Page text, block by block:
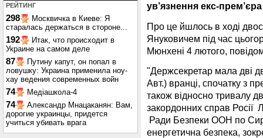
РЕЙТИНГ
298
Москвичка в Киеве: Я
старалась держаться в стороне...
192
Итак, что происходит в
Украине на самом деле
87
Путину капут, он попал в
ловушку: Украина применила ноу-
хау ведения современных войн
74 Медіашкола-4
74
Александр Мнацаканян: Вам,
дорогие украинцы, придется
учиться убивать врага
ув’язнення екс-
Про це йшлось в ході
Януковичем під час
Мюнхені 4 лютого,
"Держсекретар мала дві
Авт.) вранці, спочатку з
також відносно тривалу
закордонних справ Росії
Ради Безпеки ООН по
енергетична безпека,